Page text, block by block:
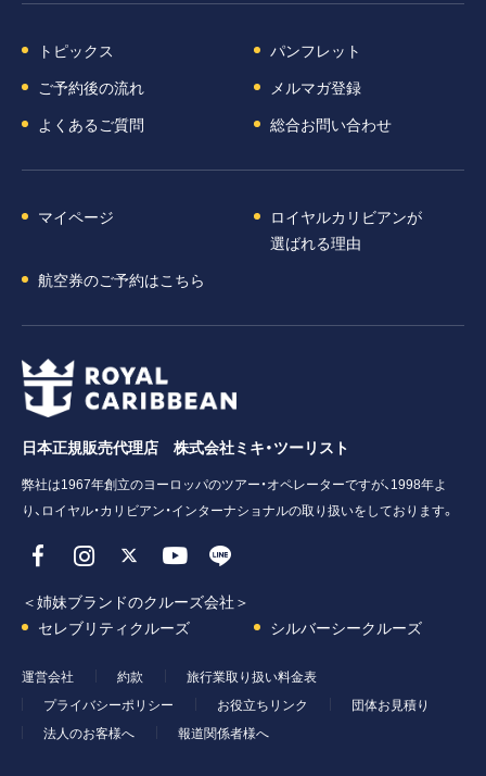
トピックス
パンフレット
ご予約後の流れ
メルマガ登録
よくあるご質問
総合お問い合わせ
マイページ
ロイヤルカリビアンが
選ばれる理由
航空券のご予約はこちら
日本正規販売代理店 株式会社ミキ・ツーリスト
弊社は1967年創立のヨーロッパのツアー・オペレーターですが、1998年よ
り、ロイヤル・カリビアン・インターナショナルの取り扱いをしております。
＜姉妹ブランドのクルーズ会社＞
セレブリティクルーズ
シルバーシークルーズ
運営会社 約款
旅行業取り扱い料金表
プライバシーポリシー
お役立ちリンク
団体お見積り
法人のお客様へ
報道関係者様へ